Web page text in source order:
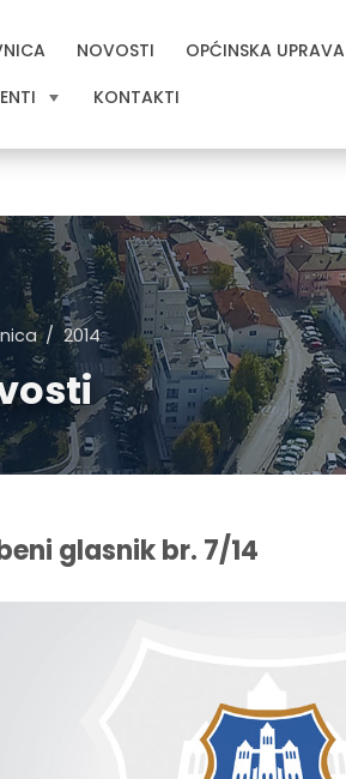
NOVOSTI OPĆINSKA UPRAVA
KONTAKTI
2014
glasnik br. 7/14